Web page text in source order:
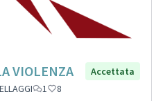
VIOLENZA
Accettata
1 8